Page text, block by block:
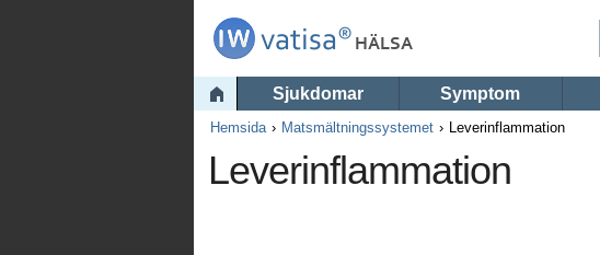
Sjukdomar Symptom
Hemsida Matsmältningssystemet Leverinflammation
Leverinflammation